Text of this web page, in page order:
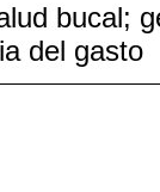
bucal;
del gasto